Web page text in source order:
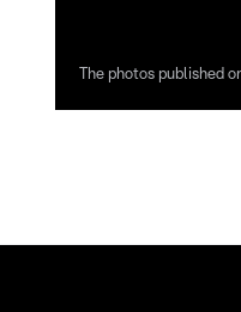
The photos published